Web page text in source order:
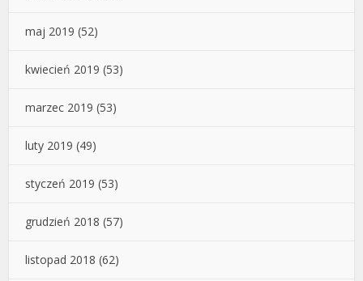
maj 2019 (52)
kwiecień 2019 (53)
marzec 2019 (53)
luty 2019 (49)
styczeń 2019 (53)
grudzień 2018 (57)
listopad 2018 (62)